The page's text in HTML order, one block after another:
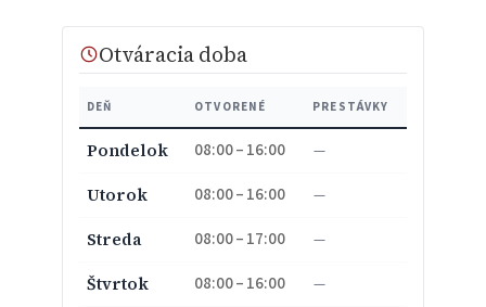
Otváracia doba
DEŇ OTVORENÉ PRESTÁVKY
Pondelok 08:00 – 16:00 —
Utorok 08:00 – 16:00 —
Streda 08:00 – 17:00 —
Štvrtok 08:00 – 16:00 —